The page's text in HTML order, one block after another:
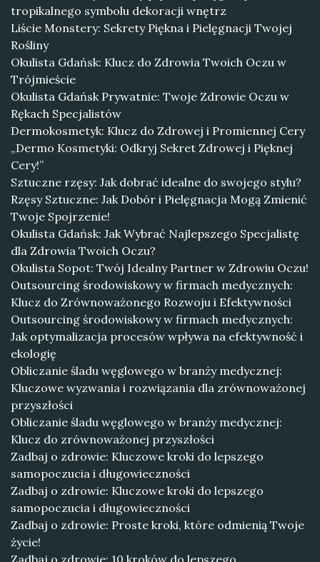
tropikalnego symbolu dekoracji wnętrz
Liście Monstery: Sekrety Piękna i Pielęgnacji Twojej
Rośliny
Okulista Gdańsk: Klucz do Zdrowia Twoich Oczu w
Trójmieście
Okulista Gdańsk Prywatnie: Twoje Zdrowie Oczu w
Rękach Specjalistów
Dermokosmetyk: Klucz do Zdrowej i Promiennej Cery
„Dermo Kosmetyki: Odkryj Sekret Zdrowej i Pięknej
Cery!”
Sztuczne rzęsy: Jak dobrać idealne do swojego stylu?
Rzęsy Sztuczne: Jak Dobór i Pielęgnacja Mogą Zmienić
Twoje Spojrzenie!
Okulista Gdańsk: Jak Wybrać Najlepszego Specjalistę
dla Zdrowia Twoich Oczu?
Okulista Sopot: Twój Idealny Partner w Zdrowiu Oczu!
Outsourcing środowiskowy w firmach medycznych:
Klucz do Zrównoważonego Rozwoju i Efektywności
Outsourcing środowiskowy w firmach medycznych:
Jak optymalizacja procesów wpływa na efektywność i
ekologię
Obliczanie śladu węglowego w branży medycznej:
Kluczowe wyzwania i rozwiązania dla zrównoważonej
przyszłości
Obliczanie śladu węglowego w branży medycznej:
Klucz do zrównoważonej przyszłości
Zadbaj o zdrowie: Kluczowe kroki do lepszego
samopoczucia i długowieczności
Zadbaj o zdrowie: Kluczowe kroki do lepszego
samopoczucia i długowieczności
Zadbaj o zdrowie: Proste kroki, które odmienią Twoje
życie!
Zadbaj o zdrowie: 10 kroków do lepszego